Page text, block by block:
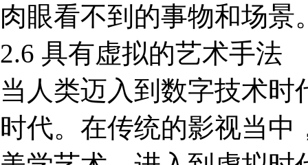
肉眼看不到的事物和场景
2.6 具有虚拟的艺术手法
当人类迈入到数字技术时
时代。在传统的影视当